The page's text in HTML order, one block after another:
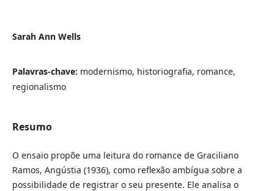
Sarah Ann Wells
Palavras-chave: modernismo, historiografia, romance,
regionalismo
Resumo
O ensaio propõe uma leitura do romance de Graciliano
Ramos, Angústia (1936), como reflexão ambígua sobre a
possibilidade de registrar o seu presente. Ele analisa o